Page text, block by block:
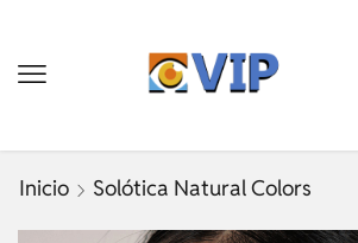
Inicio Solótica Natural Colors